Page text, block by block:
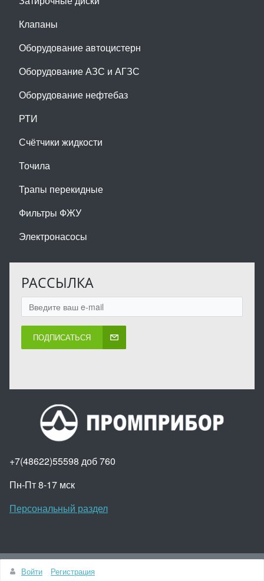
Клапаны
Оборудование автоцистерн
Оборудование АЗС и АГЗС
Оборудование нефтебаз
РТИ
Счётчики жидкости
Точила
Трапы перекидные
Фильтры ФЖУ
Электронасосы
РАССЫЛКА
ПОДПИСАТЬСЯ
+7(48622)55598 доб 760
Пн-Пт 8-17 мск
Персональный раздел
Войти
Регистрация